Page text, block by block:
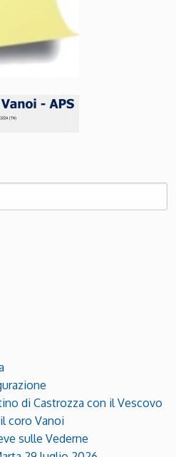
di Castrozza con il Vescovo
coro Vanoi
sulle Vederne